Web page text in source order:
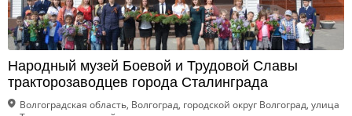
Народный музей Боевой и Трудовой Славы
тракторозаводцев города Сталинграда
Волгоградская область, Волгоград, городской округ Волгоград, улица